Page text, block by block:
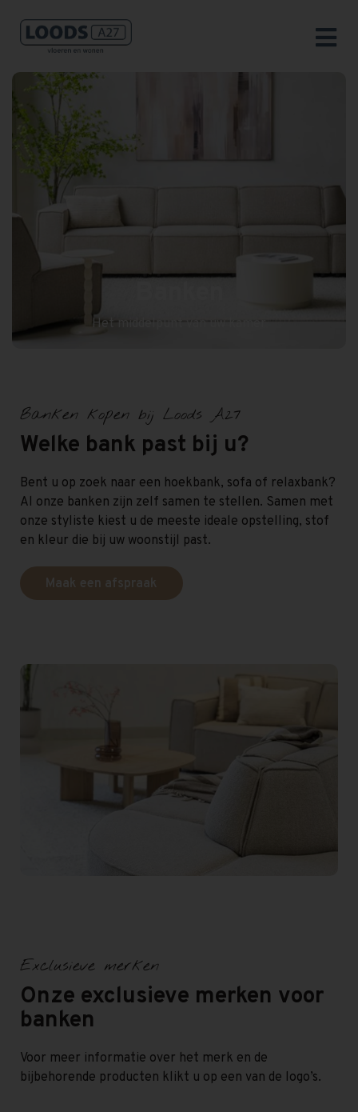
Het middelpunt van uw kamer
Banken kopen bij Loods A27
Welke bank past bij u?
Bent u op zoek naar een hoekbank, sofa of relaxbank?
Al onze banken zijn zelf samen te stellen. Samen met
onze styliste kiest u de meeste ideale opstelling, stof
en kleur die bij uw woonstijl past.
Maak een afspraak
Exclusieve merken
Onze exclusieve merken voor
banken
Voor meer informatie over het merk en de
bijbehorende producten klikt u op een van de logo’s.